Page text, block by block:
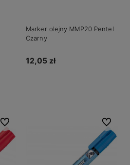
Marker olejny MMP20 Pentel
Czarny
12,05 zł
Do ulubionych Do